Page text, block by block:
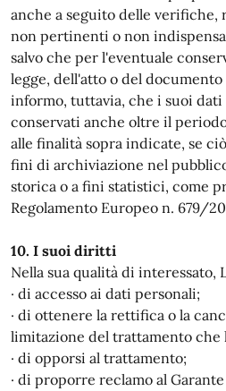
anche a seguito delle verifiche,
non pertinenti o non
salvo che per l'eventuale
legge, dell'atto o del
informo, tuttavia, che i suoi dati
conservati anche oltre il
alle finalità sopra indicate, se
fini di archiviazione nel
storica o a fini statistici, come
Regolamento Europeo n. 679/
10. I suoi diritti
Nella sua qualità di interessato,
· di accesso ai dati personali;
· di ottenere la rettifica o la
limitazione del trattamento che
· di opporsi al trattamento;
· di proporre reclamo al